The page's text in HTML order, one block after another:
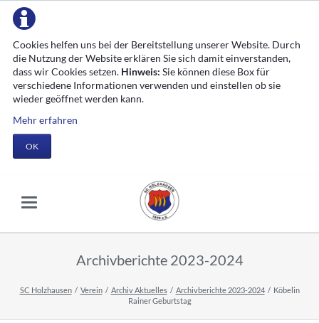
Cookies helfen uns bei der Bereitstellung unserer Website. Durch
die Nutzung der Website erklären Sie sich damit einverstanden,
dass wir Cookies setzen. Hinweis: Sie können diese Box für
verschiedene Informationen verwenden und einstellen ob sie
wieder geöffnet werden kann.
Mehr erfahren
OK
Archivberichte 2023-2024
SC Holzhausen Verein Archiv Aktuelles Archivberichte 2023-2024
Köbelin
Rainer Geburtstag